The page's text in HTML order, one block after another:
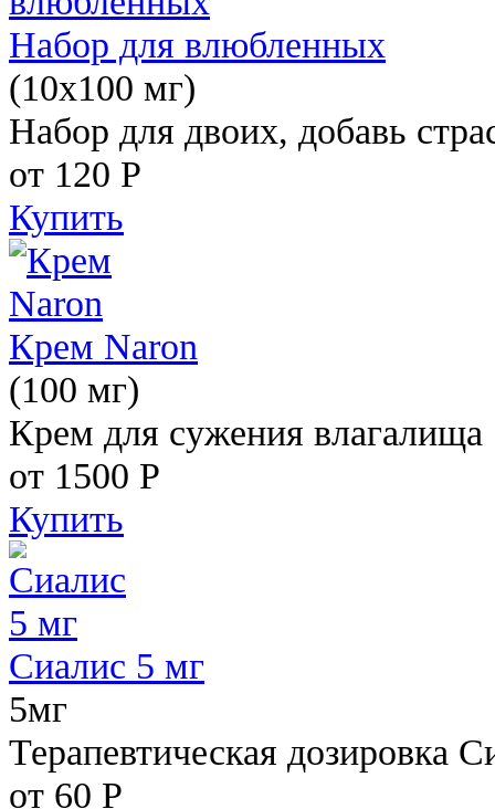
Набор для влюбленных
(10х100 мг)
Набор для двоих, добавь
от 120 Р
Купить
Крем Naron
(100 мг)
Крем для сужения влагалища
от 1500 Р
Купить
Сиалис 5 мг
5мг
Терапевтическая дозировка
от 60 Р